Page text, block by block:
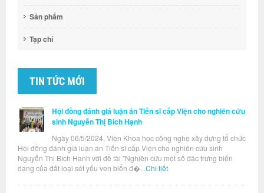
Sản phẩm
Tạp chí
TIN TỨC MỚI
Hội đồng đánh giá luận án Tiến sĩ cấp Viện cho nghiên cứu
sinh Nguyễn Thị Bích Hạnh
Ngày 06/5/2024, Viện Khoa học công nghệ xây dựng tổ chức
Hội đồng đánh giá luận án Tiến sĩ cấp Viện cho nghiên cứu sinh
Nguyễn Thị Bích Hạnh với đề tài "Nghiên cứu một số đặc trưng biến
dạng của đất loại sét yếu ven biển đ�... Chi tiết